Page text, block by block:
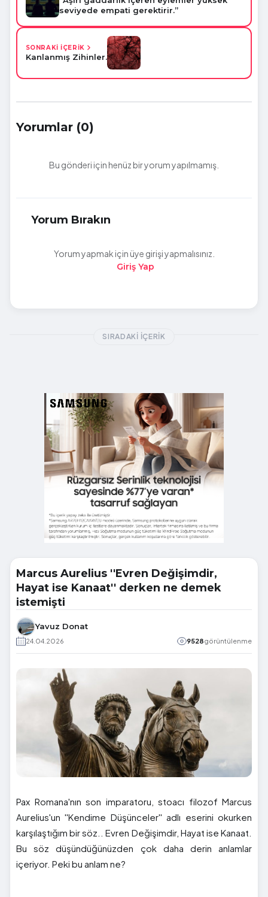
seviyede empati gerektirir.”
SONRAKİ İÇERİK
Kanlanmış Zihinler.
Yorumlar (0)
Bu gönderi için henüz bir yorum yapılmamış.
Yorum Bırakın
Yorum yapmak için üye girişi yapmalısınız.
Giriş Yap
SIRADAKI İÇERIK
Marcus Aurelius ''Evren Değişimdir,
Hayat ise Kanaat'' derken ne demek
istemişti
Yavuz Donat
24.04.2026 9528görüntülenme
Pax Romana'nın son imparatoru, stoacı filozof Marcus
Aurelius'un ''Kendime Düşünceler'' adlı eserini okurken
karşılaştığım bir söz.. Evren Değişimdir, Hayat ise Kanaat.
Bu söz düşündüğünüzden çok daha derin anlamlar
içeriyor. Peki bu anlam ne?